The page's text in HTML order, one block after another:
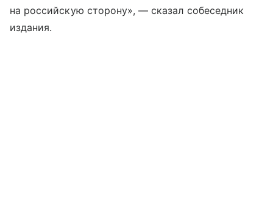
на российскую сторону», — сказал собеседник
издания.